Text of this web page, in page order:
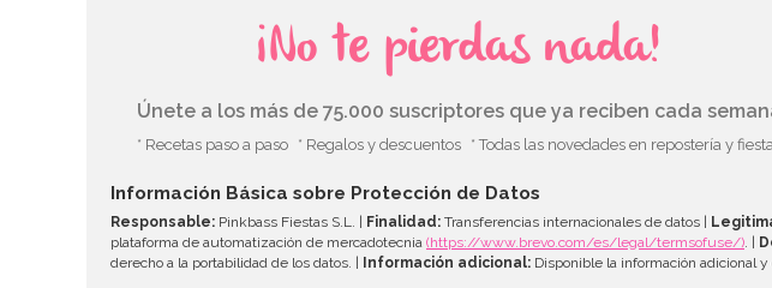
¡No te pierdas nada!
Únete a los más de 75.000 suscriptores que ya reciben cada
* Recetas paso a paso * Regalos y descuentos * Todas las novedades en repostería y
Información Básica sobre Protección de Datos
Responsable: Pinkbass Fiestas S.L. | Finalidad: Transferencias internacionales de datos |
plataforma de automatización de mercadotecnia (https://www.brevo.com/es/legal/termsofuse/) . |
derecho a la portabilidad de los datos. | Información adicional: Disponible la información adicional